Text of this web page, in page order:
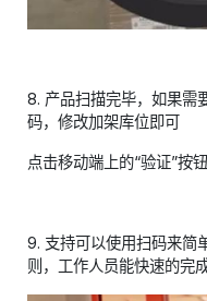
8. 产品扫描完毕，如果需
码，修改加架库位即可
点击移动端上的“验证”按
9. 支持可以使用扫码来简
则，工作人员能快速的完